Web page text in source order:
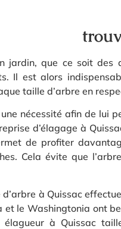
jardin, que ce soit des
Il est alors
taille d’arbre en
nécessité afin de lui
d’élagage à
de profiter
Cela évite que
à Quissac
et le Washingtonia ont
à Quissac